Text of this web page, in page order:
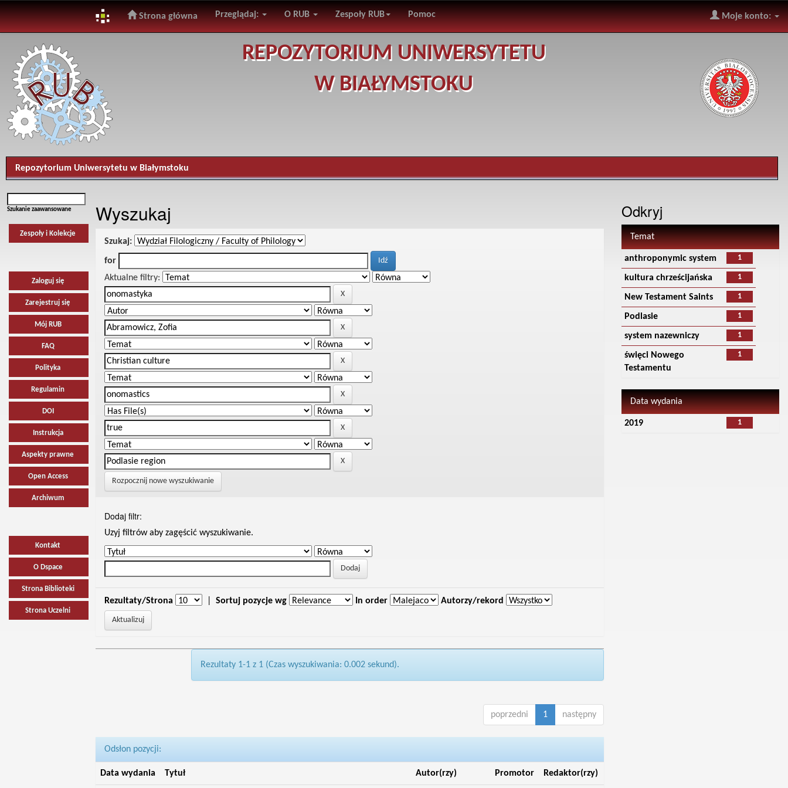
navigation
Strona główna Przeglądaj: O RUB Zespoły RUB Pomoc Moje konto:
REPOZYTORIUM UNIWERSYTETU
W BIAŁYMSTOKU
Repozytorium Uniwersytetu w Białymstoku
Szukanie zaawansowane
Zespoły i Kolekcje
Zaloguj się
Zarejestruj się
Mój RUB
FAQ
Polityka
Regulamin
DOI
Instrukcja
Aspekty prawne
Open Access
Archiwum
Kontakt
O Dspace
Strona Biblioteki
Strona Uczelni
Wyszukaj
Szukaj:
for
Aktualne filtry:
Rozpocznij nowe wyszukiwanie
Dodaj filtr:
Uzyj filtrów aby zagęścić wyszukiwanie.
Rezultaty/Strona Sortuj pozycje wg In order Autorzy/rekord
Rezultaty 1-1 z 1 (Czas wyszukiwania: 0.002 sekund).
poprzedni 1 następny
Odsłon pozycji:
Data wydania Tytuł Autor(rzy) Promotor Redaktor(rzy)
Odkryj
Temat
1
anthroponymic system
1
kultura chrześcijańska
1
New Testament Saints
1
Podlasie
1
system nazewniczy
1
święci Nowego
Testamentu
Data wydania
1
2019